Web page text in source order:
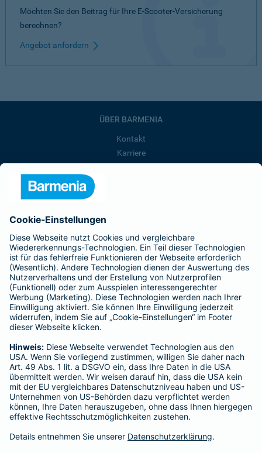
Möchten Sie den Beitrag für Ihre E-Scooter-Versicherung
berechnen?
Angebot anfordern
ÜBER BARMENIA
Kontakt
Karriere
Barmenia ist Teil der BarmeniaGothaer
BELIEBTE SEITEN
Kranken-Zusatzversicherung
Tierversicherungen
Haftpflichtversicherung
Hausratversicherung
Adresse ändern
Schaden melden
Kilometerstandsmeldung
Serviceübersicht